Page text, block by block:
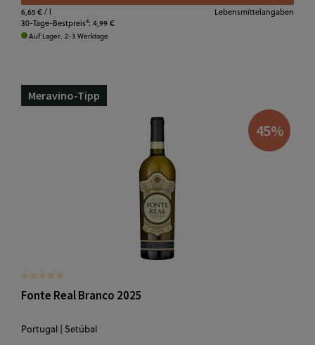
6,65 €/ l
Lebensmittelangaben
30-Tage-Bestpreis4: 4,99 €
Auf Lager. 2-3 Werktage
Meravino-Tipp
45%
Fonte Real Branco 2025
Portugal | Setúbal